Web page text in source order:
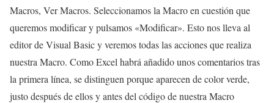
Macros, Ver Macros. Seleccionamos la Macro en cuestión que
queremos modificar y pulsamos «Modificar». Esto nos lleva al
editor de Visual Basic y veremos todas las acciones que realiza
nuestra Macro. Como Excel habrá añadido unos comentarios tras
la primera línea, se distinguen porque aparecen de color verde,
justo después de ellos y antes del código de nuestra Macro